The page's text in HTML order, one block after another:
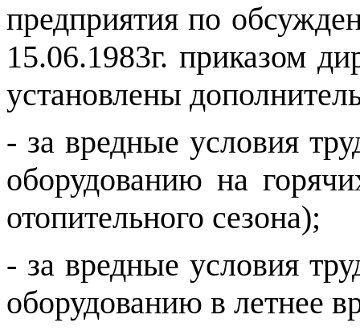
предприятия по
15.06.1983г. приказом
установлены
- за вредные условия
оборудованию на
отопительного сезона);
- за вредные условия
оборудованию в летнее